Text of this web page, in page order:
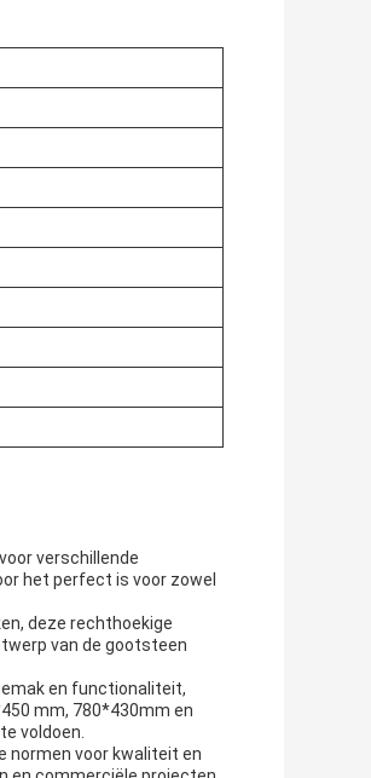
verschillende
het perfect is voor zowel
deze rechthoekige
van de gootsteen
en functionaliteit,
mm, 780*430mm en
voldoen.
normen voor kwaliteit en